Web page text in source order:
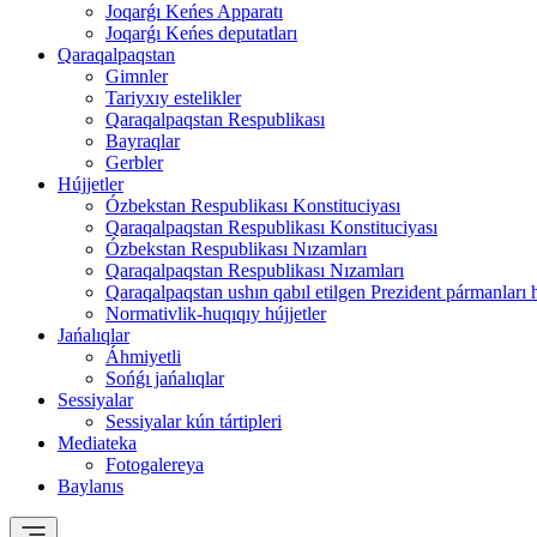
Joqarǵı Keńes Apparatı
Joqarǵı Keńes deputatları
Qaraqalpaqstan
Gimnler
Tariyxıy estelikler
Qaraqalpaqstan Respublikası
Bayraqlar
Gerbler
Hújjetler
Ózbekstan Respublikası Konstituciyası
Qaraqalpaqstan Respublikası Konstituciyası
Ózbekstan Respublikası Nızamları
Qaraqalpaqstan Respublikası Nızamları
Qaraqalpaqstan ushın qabıl etilgen Prezident pármanları
Normativlik-huqıqıy hújjetler
Jańalıqlar
Áhmiyetli
Sońǵı jańalıqlar
Sessiyalar
Sessiyalar kún tártipleri
Mediateka
Fotogalereya
Baylanıs